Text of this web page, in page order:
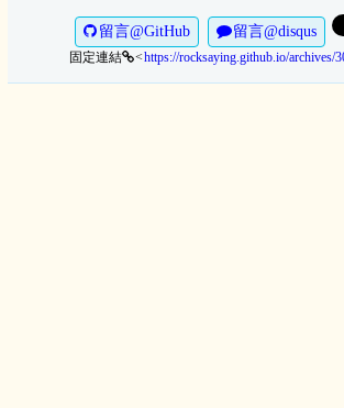
留言@GitHub 留言@disqus
固定連結 <https://rocksaying.github.io/archives/